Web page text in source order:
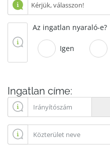
Az ingatlan nyaraló-e?
Igen
Ingatlan címe: